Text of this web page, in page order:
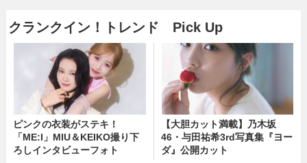
クランクイン！トレンド Pick Up
ピンクの衣装がステキ！
「ME:I」MIU＆KEIKO撮り下
ろしインタビューフォト
【大胆カット満載】乃木坂
46・与田祐希3rd写真集『ヨー
ダ』公開カット